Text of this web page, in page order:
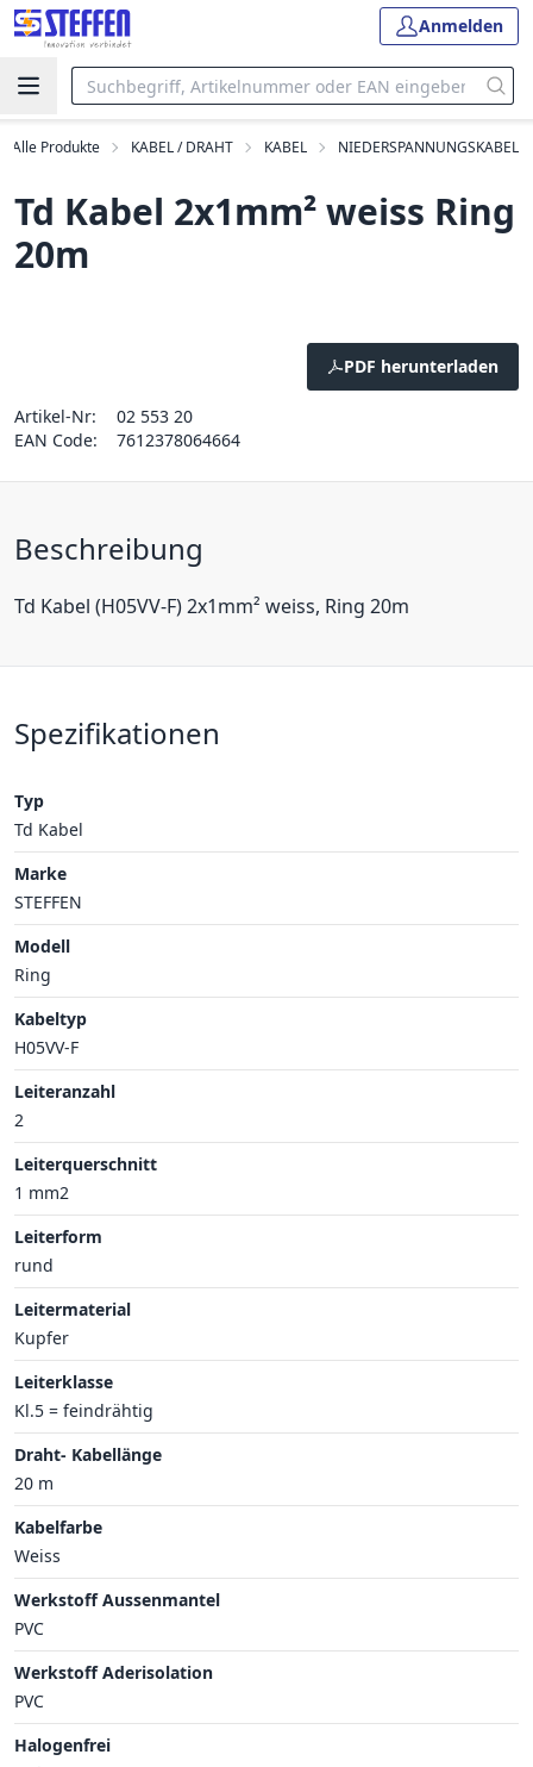
Anmelden
Alle Produkte KABEL / DRAHT KABEL NIEDERSPANNUNGSKABEL
Td Kabel 2x1mm² weiss Ring
20m
PDF herunterladen
Artikel-Nr:
02 553 20
EAN Code:
7612378064664
Beschreibung
Td Kabel (H05VV-F) 2x1mm² weiss, Ring 20m
Spezifikationen
Typ
Td Kabel
Marke
STEFFEN
Modell
Ring
Kabeltyp
H05VV-F
Leiteranzahl
2
Leiterquerschnitt
1 mm2
Leiterform
rund
Leitermaterial
Kupfer
Leiterklasse
Kl.5 = feindrähtig
Draht- Kabellänge
20 m
Kabelfarbe
Weiss
Werkstoff Aussenmantel
PVC
Werkstoff Aderisolation
PVC
Halogenfrei